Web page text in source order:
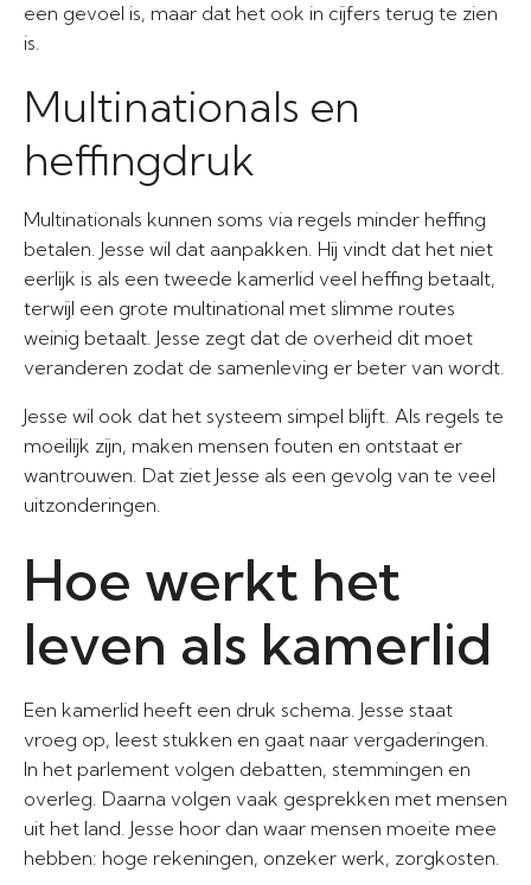
een gevoel is, maar dat het ook in cijfers terug te zien
is.
Multinationals en
heffingdruk
Multinationals kunnen soms via regels minder heffing
betalen. Jesse wil dat aanpakken. Hij vindt dat het niet
eerlijk is als een tweede kamerlid veel heffing betaalt,
terwijl een grote multinational met slimme routes
weinig betaalt. Jesse zegt dat de overheid dit moet
veranderen zodat de samenleving er beter van wordt.
Jesse wil ook dat het systeem simpel blijft. Als regels te
moeilijk zijn, maken mensen fouten en ontstaat er
wantrouwen. Dat ziet Jesse als een gevolg van te veel
uitzonderingen.
Hoe werkt het
leven als kamerlid
Een kamerlid heeft een druk schema. Jesse staat
vroeg op, leest stukken en gaat naar vergaderingen.
In het parlement volgen debatten, stemmingen en
overleg. Daarna volgen vaak gesprekken met mensen
uit het land. Jesse hoor dan waar mensen moeite mee
hebben: hoge rekeningen, onzeker werk, zorgkosten.